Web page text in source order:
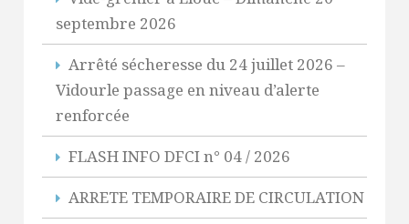
septembre 2026
Arrêté sécheresse du 24 juillet 2026 –
Vidourle passage en niveau d’alerte
renforcée
FLASH INFO DFCI n° 04 / 2026
ARRETE TEMPORAIRE DE CIRCULATION